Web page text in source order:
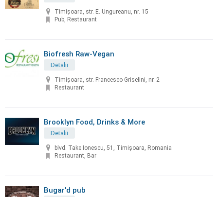
Timișoara, str. E. Ungureanu, nr. 15
Pub, Restaurant
Biofresh Raw-Vegan
Detalii
Timișoara, str. Francesco Griselini, nr. 2
Restaurant
Brooklyn Food, Drinks & More
Detalii
blvd. Take Ionescu, 51, Timișoara, Romania
Restaurant, Bar
Bugar'd pub